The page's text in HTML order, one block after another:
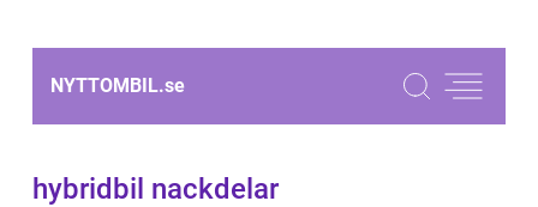
NYTTOMBIL.se
hybridbil nackdelar